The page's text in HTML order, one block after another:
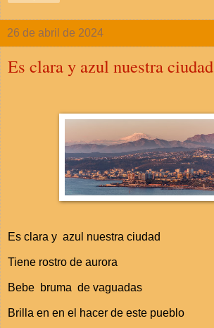
26 de abril de 2024
Es clara y azul nuestra ciudad
Es clara y azul nuestra ciudad
Tiene rostro de aurora
Bebe bruma de vaguadas
Brilla en en el hacer de este pueblo